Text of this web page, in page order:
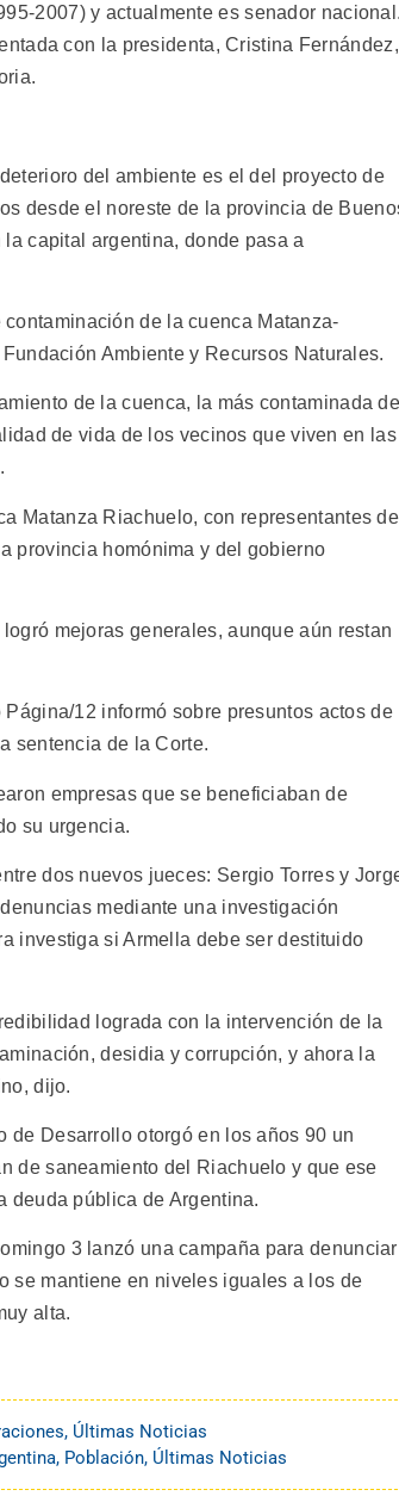
2007) y actualmente es senador
con la presidenta, Cristina Fernández,
del ambiente es el del proyecto de
desde el noreste de la provincia de
capital argentina, donde pasa a
de la cuenca Matanza-
Ambiente y Recursos Naturales.
de la cuenca, la más contaminada
de vida de los vecinos que viven en las
Matanza Riachuelo, con representantes de
provincia homónima y del gobierno
mejoras generales, aunque aún restan
12 informó sobre presuntos actos de
sentencia de la Corte.
empresas que se beneficiaban de
su urgencia.
dos nuevos jueces: Sergio Torres y
mediante una investigación
investiga si Armella debe ser destituido
lograda con la intervención de la
desidia y corrupción, y ahora la
dijo.
de Desarrollo otorgó en los años 90 un
de saneamiento del Riachuelo y que ese
deuda pública de Argentina.
3 lanzó una campaña para denunciar
se mantiene en niveles iguales a los de
alta.
, Últimas Noticias
, Población, Últimas Noticias